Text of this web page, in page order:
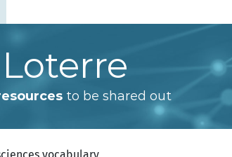
Loterre
to be shared out